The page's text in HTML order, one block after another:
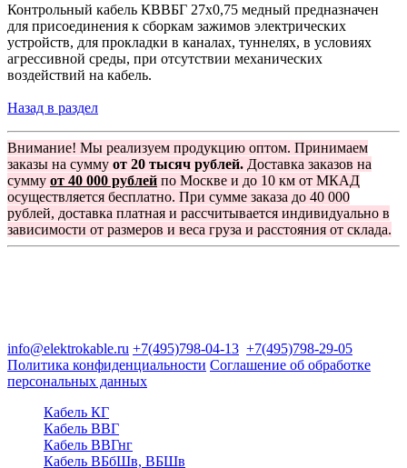
Контрольный кабель КВВБГ 27х0,75 медный предназначен
для присоединения к сборкам зажимов электрических
устройств, для прокладки в каналах, туннелях, в условиях
агрессивной среды, при отсутствии механических
воздействий на кабель.
Назад в раздел
Внимание! Мы реализуем продукцию оптом. Принимаем
заказы на сумму от 20 тысяч рублей. Доставка заказов на
сумму от 40 000 рублей по Москве и до 10 км от МКАД
осуществляется бесплатно. При сумме заказа до 40 000
рублей, доставка платная и рассчитывается индивидуально в
зависимости от размеров и веса груза и расстояния от склада.
info@elektrokable.ru +7(495)798-04-13 +7(495)798-29-05
Политика конфиденциальности Соглашение об обработке
персональных данных
Кабель КГ
Кабель ВВГ
Кабель ВВГнг
Кабель ВБбШв, ВБШв